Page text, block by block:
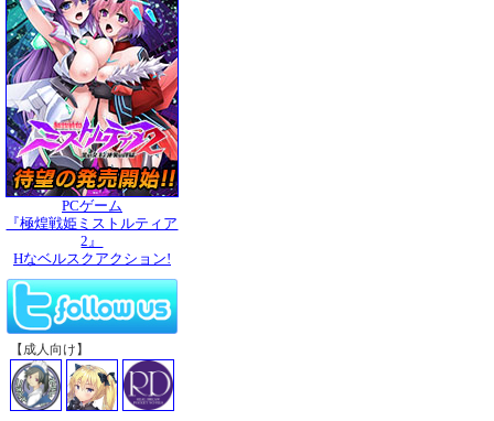
PCゲーム
『極煌戦姫ミストルティア
2』
Hなベルスクアクション!
【成人向け】